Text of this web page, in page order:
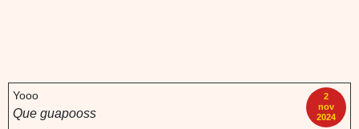
2
nov
2024
Yooo
Que guapooss